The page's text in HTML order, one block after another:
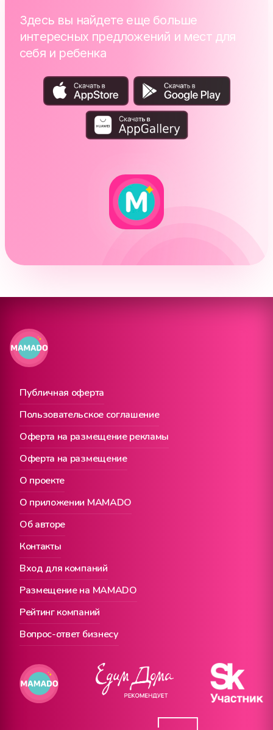
Здесь вы найдете еще больше
интересных предложений и мест для
себя и ребенка
Публичная оферта
О проекте
Вход для компаний
Пользовательское соглашение
О приложении MAMADO
Размещение на MAMADO
Оферта на размещение рекламы
Об авторе
Рейтинг компаний
Оферта на размещение
Контакты
Вопрос-ответ бизнесу